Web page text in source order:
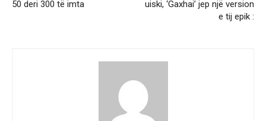
50 deri 300 të imta
uiski, ‘Gaxhai’ jep një version
e tij epik :